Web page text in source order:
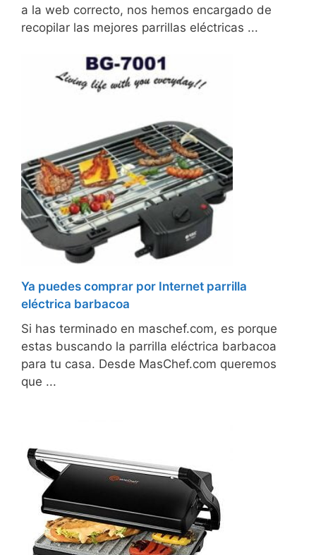
a la web correcto, nos hemos encargado de
recopilar las mejores parrillas eléctricas ...
Ya puedes comprar por Internet parrilla
eléctrica barbacoa
Si has terminado en maschef.com, es porque
estas buscando la parrilla eléctrica barbacoa
para tu casa. Desde MasChef.com queremos
que ...